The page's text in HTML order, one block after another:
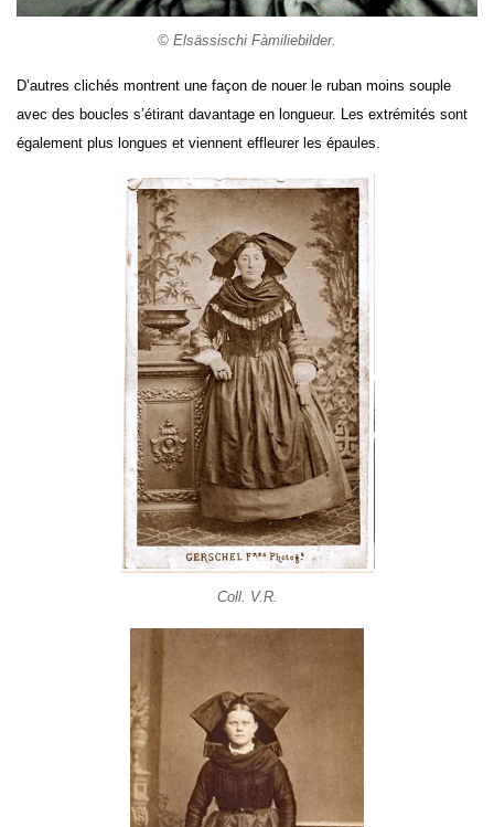
© Elsässischi Fàmiliebilder.
D’autres clichés montrent une façon de nouer le ruban moins souple
avec des boucles s’étirant davantage en longueur. Les extrémités sont
également plus longues et viennent effleurer les épaules.
Coll. V.R.